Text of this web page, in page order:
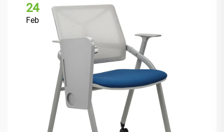
24
Feb